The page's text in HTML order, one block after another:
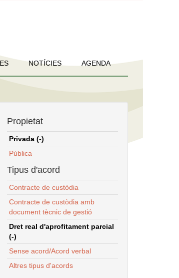
NOTÍCIES AGENDA
Propietat
Privada (-)
Pública
Tipus d'acord
Contracte de custòdia
Contracte de custòdia amb
document tècnic de gestió
Dret real d'aprofitament parcial
(-)
Sense acord/Acord verbal
Altres tipus d'acords